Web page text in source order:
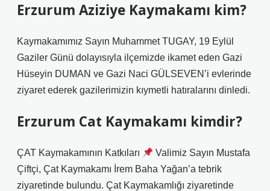
Erzurum Aziziye Kaymakamı kim?
Kaymakamımız Sayın Muhammet TUGAY, 19 Eylül
Gaziler Günü dolayısıyla ilçemizde ikamet eden Gazi
Hüseyin DUMAN ve Gazi Naci GÜLSEVEN’i evlerinde
ziyaret ederek gazilerimizin kıymetli hatıralarını dinledi.
Erzurum Cat Kaymakamı kimdir?
ÇAT Kaymakamının Katkıları
Valimiz Sayın Mustafa
Çiftçi, Çat Kaymakamı İrem Baha Yağan’a tebrik
ziyaretinde bulundu. Çat Kaymakamlığı ziyaretinde